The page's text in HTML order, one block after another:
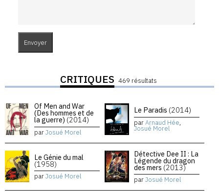
CRITIQUES 469 résultats
Of Men and War
(Des hommes et de
la guerre) (2014)
parJosué Morel
Le Paradis (2014)
parArnaud Hée,
Josué Morel
Le Génie du mal
(1958)
parJosué Morel
Détective Dee II : La
Légende du dragon
des mers (2013)
parJosué Morel